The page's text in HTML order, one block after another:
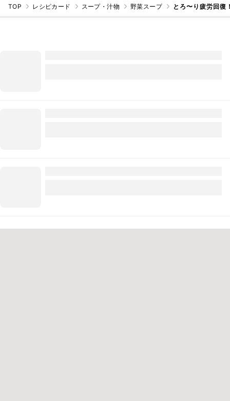
TOP レシピカード スープ・汁物 野菜スープ とろ〜り疲労回復